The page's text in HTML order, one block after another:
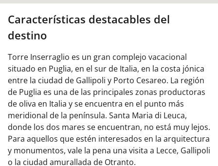
Características destacables del
destino
Torre Inserraglio es un gran complejo vacacional
situado en Puglia, en el sur de Italia, en la costa jónica
entre la ciudad de Gallipoli y Porto Cesareo. La región
de Puglia es una de las principales zonas productoras
de oliva en Italia y se encuentra en el punto más
meridional de la península. Santa Maria di Leuca,
donde los dos mares se encuentran, no está muy lejos.
Para aquellos que estén interesados en la arquitectura
y monumentos, vale la pena una visita a Lecce, Gallipoli
o la ciudad amurallada de Otranto.